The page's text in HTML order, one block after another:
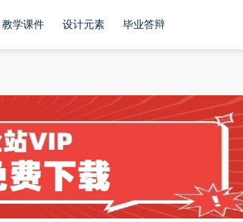
教学课件 设计元素 毕业答辩